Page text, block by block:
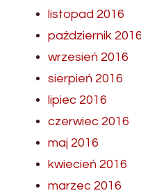
listopad 2016
październik 2016
wrzesień 2016
sierpień 2016
lipiec 2016
czerwiec 2016
maj 2016
kwiecień 2016
marzec 2016